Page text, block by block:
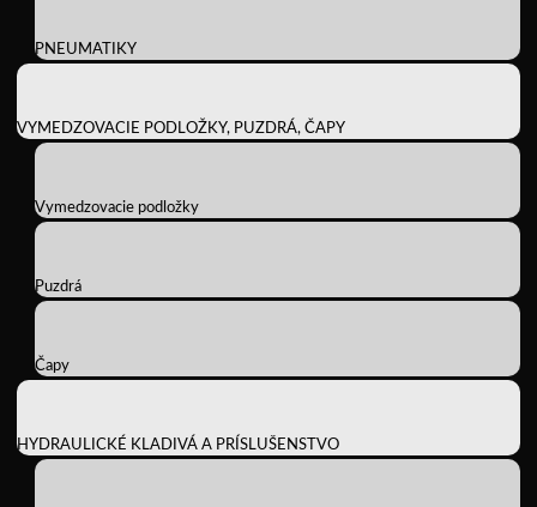
PNEUMATIKY
VYMEDZOVACIE PODLOŽKY, PUZDRÁ, ČAPY
Vymedzovacie podložky
Puzdrá
Čapy
HYDRAULICKÉ KLADIVÁ A PRÍSLUŠENSTVO